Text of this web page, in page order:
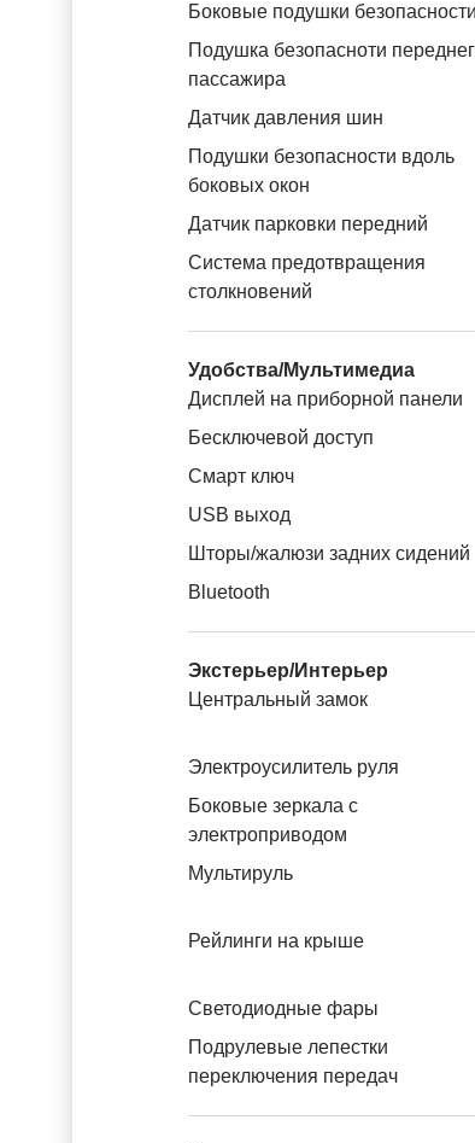
Боковые подушки безопасности
Подушка безопасноти
пассажира
Датчик давления шин
Подушки безопасности вдоль
боковых окон
Датчик парковки передний
Система предотвращения
столкновений
Удобства/Мультимедиа
Дисплей на приборной панели
Бесключевой доступ
Смарт ключ
USB выход
Шторы/жалюзи задних сидений
Bluetooth
Экстерьер/Интерьер
Центральный замок
Электроусилитель руля
Боковые зеркала с
электроприводом
Мультируль
Рейлинги на крыше
Светодиодные фары
Подрулевые лепестки
переключения передач